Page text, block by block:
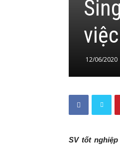
12/06/2020
SV tốt